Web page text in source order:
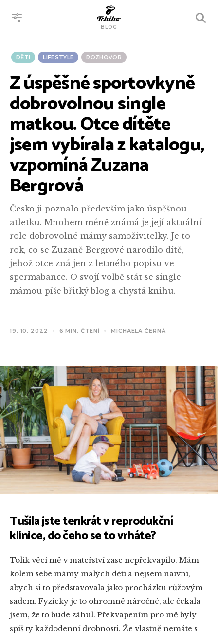
BLOG
VYHLEDÁVÁNÍ
DĚTI LIFESTYLE ROZHOVOR
Z úspěšné sportovkyně
dobrovolnou single
matkou. Otce dítěte
jsem vybírala z katalogu,
vzpomíná Zuzana
Bergrová
Česko ji poznalo především jako úspěšnou
atletku. Mnohem méně známá je její aktuální
role dobrovolné mámy samoživitelky. Je to
rok, co se Zuzaně Bergrové narodilo dítě,
jehož otce zná jen z letmého popisu ve
spermabance. O svojí volbě stát se single
mámou píše břitký blog a chystá knihu.
19. 10. 2022 6 MIN. ČTENÍ MICHAELA ČERNÁ
Tušila jste tenkrát v reprodukční
klinice, do čeho se to vrháte?
Tolik věcí mě v mateřství zase nepřekvapilo. Mám
kolem sebe mámy malých dětí a nejsem naivní,
abych si to představovala jako procházku růžovým
sadem. Fyzicky je to ohromně náročné, ale čekala
jsem, že to bude záhul. Překvapením pro mě byly
spíš ty každodenní drobnosti. Že vlastně nemáte s